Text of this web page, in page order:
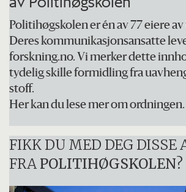
Politihøgskolen er én av 77 eiere
Deres kommunikasjonsansatte
forskning.no. Vi merker dette
tydelig skille formidling fra
stoff.
Her kan du lese mer om ordningen.
FIKK DU MED DEG DISSE
FRA POLITIHØGSKOLEN?